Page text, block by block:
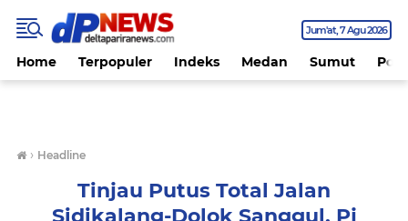
Jum'at 7 Agu 2026
Home Terpopuler Indeks Medan Sumut
› Headline
Tinjau Putus Total Jalan
Sidikalang-Dolok Sanggul, Pj